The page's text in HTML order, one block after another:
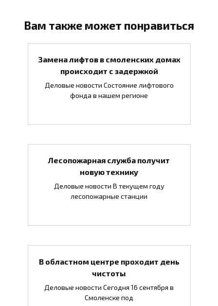
Вам также может понравиться
Замена лифтов в смоленских домах
происходит с задержкой
Деловые новости Состояние лифтового
фонда в нашем регионе
Лесопожарная служба получит
новую технику
Деловые новости В текущем году
лесопожарные станции
В областном центре проходит день
чистоты
Деловые новости Сегодня 16 сентября в
Смоленске под